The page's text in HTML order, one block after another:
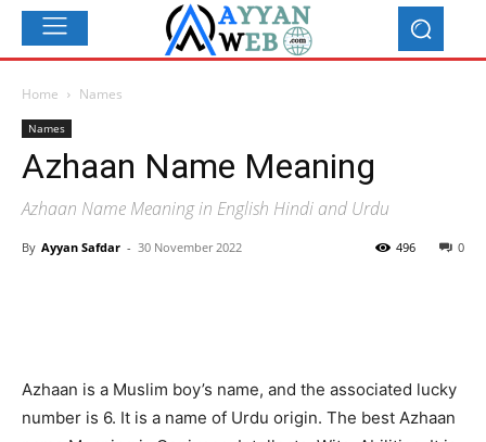
Home Names
Names
Azhaan Name Meaning
Azhaan Name Meaning in English Hindi and Urdu
By Ayyan Safdar - 30 November 2022 0
496
Azhaan is a Muslim boy’s name, and the associated lucky
number is 6. It is a name of Urdu origin. The best Azhaan